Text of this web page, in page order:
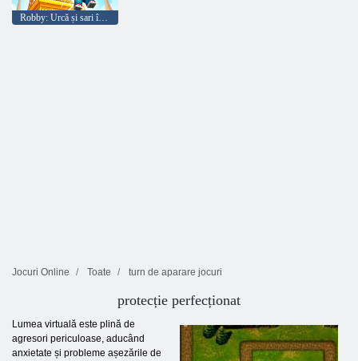
Robby: Urcă și sari în Turn
Jocuri Online Toate turn de aparare jocuri
protecție perfecționat
Lumea virtuală este plină de
agresori periculoase, aducând
anxietate și probleme așezările de